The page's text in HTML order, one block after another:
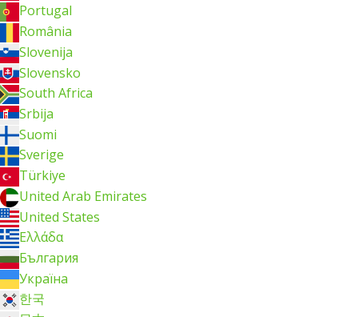
Portugal
România
Slovenija
Slovensko
South Africa
Srbija
Suomi
Sverige
Türkiye
United Arab Emirates
United States
Ελλάδα
България
Україна
한국